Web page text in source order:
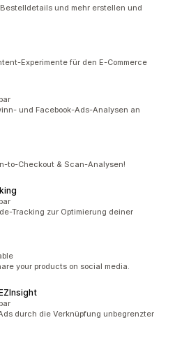
und mehr erstellen und
Experimente für den E-Commerce
und Facebook-Ads-Analysen an
to-Checkout & Scan-Analysen!
Tracking zur Optimierung deiner
your products on social media.
durch die Verknüpfung unbegrenzter